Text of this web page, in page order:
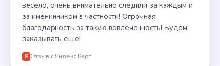
весело, очень внимательно следили за каждым и
за именинником в частности! Огромная
благодарность за такую вовлеченность! Будем
заказывать еще!
Я Отзыв с Яндекс.Карт